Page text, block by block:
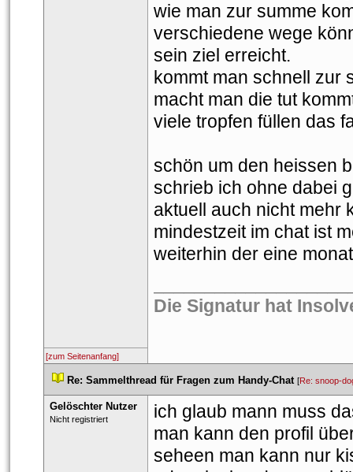
wie man zur summe
verschiedene wege
ein ziel erreicht.
kommt man schnell zur
macht man die tut
viele tropfen füllen das
chön um den heissen
chrieb ich ohne dabei
aktuell auch nicht mehr
mindestzeit im chat ist
weiterhin der eine
Die Signatur hat
[zum Seitenanfang]
Re: Sammelthread für Fragen zum Handy-Chat [Re: snoop-
Gelöschter Nutzer
Nicht registriert
ich glaub mann muss
man kann den profil
eheen man kann nur